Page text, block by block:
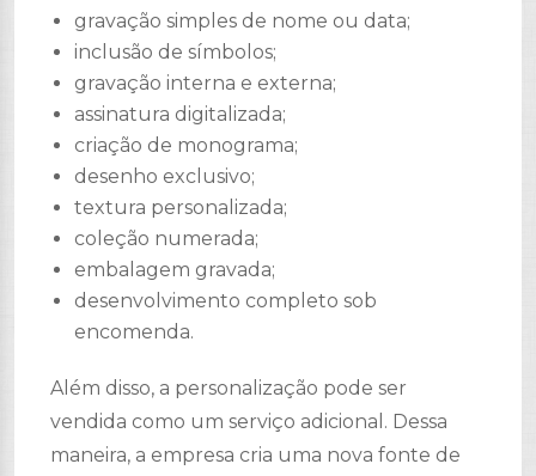
gravação simples de nome ou data;
inclusão de símbolos;
gravação interna e externa;
assinatura digitalizada;
criação de monograma;
desenho exclusivo;
textura personalizada;
coleção numerada;
embalagem gravada;
desenvolvimento completo sob
encomenda.
Além disso, a personalização pode ser
vendida como um serviço adicional. Dessa
maneira, a empresa cria uma nova fonte de